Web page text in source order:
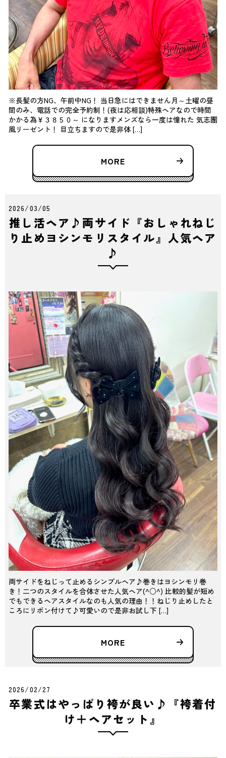
※長髪の方NG、午前中NG！ 当日急にはできません月～土曜の昼
間のみ、電話での完全予約制！(夜は応相談)特殊ヘアなので時間
かかる為￥３８５０～ になりますメンズなら一度は憧れた 気志團
風リーゼント！ 目立ちますので是非体 […]
MORE
2026/03/05
推し活ヘア♪両サイド『おしゃれねじ
り止めヨシンモリスタイル』人気ヘア
♪
両サイドをねじって止めるシンプルヘア♪巻きはヨシンモリ巻
き！二つのスタイルを合体させた人気ヘア(^○^) 比較的髪が短め
でもできるヘアスタイルなのも人気の理由！！ねじり止めしたと
ころにリボン付けて♪可愛いので是非お試し下 […]
MORE
2026/02/27
卒業式はやっぱり袴が良い♪『袴着付
け＋ヘアセット』